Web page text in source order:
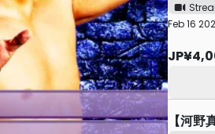
Feb 16
【河